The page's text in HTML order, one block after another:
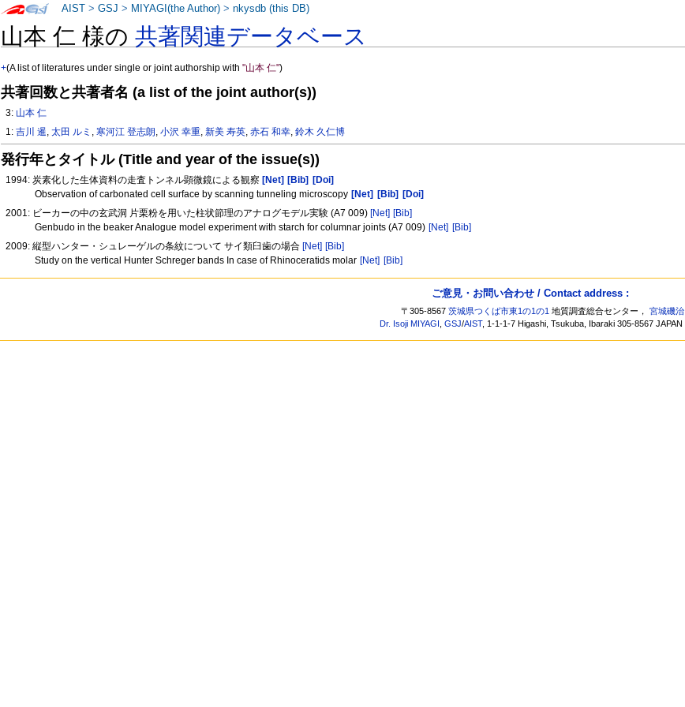
山本 仁 様の共著関連データベース
+(A list of literatures under single or joint authorship with"山本 仁")
共著回数と共著者名 (a list of the joint author(s))
3: 山本 仁
1:吉川 暹,太田 ルミ ,寒河江 登志朗,小沢 幸重,新美 寿英,赤石 和幸,鈴木 久仁博
発行年とタイトル (Title and year of the issue(s))
1994: 炭素化した生体資料の走査トンネル顕微鏡による観察 [Net] [Bib]
[Doi]
Observation of carbonated cell surface by scanning tunneling microscopy [Net] [Bib]
[Doi]
2001: ビーカーの中の玄武洞 片栗粉を用いた柱状節理のアナログモデル実験 (A7 009) [Net] [Bib]
Genbudo in the beaker Analogue model experiment with starch for columnar joints (A7 009) [Net] [Bib]
2009: 縦型ハンター・シュレーゲルの条紋について サイ類臼歯の場合 [Net] [Bib]
Study on the vertical Hunter Schreger bands In case of Rhinoceratids molar [Net] [Bib]
AIST >GSJ > MIYAGI(the Author) >nkysdb (this DB)
ご意見・お問い合わせ / Contact address :
〒305-8567茨城県つくば市東1の1の1 地質調査総合センター，宮城磯治
Dr. Isoji MIYAGI ,GSJ/AIST, 1-1-1-7 Higashi, Tsukuba, Ibaraki 305-8567 JAPAN